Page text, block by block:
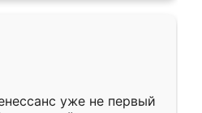
уже не первый